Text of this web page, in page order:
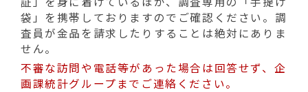
袋」を携帯しておりますのでご確認ください。調
査員が金品を請求したりすることは絶対にありま
せん。
不審な訪問や電話等があった場合は回答せず、企
画課統計グループまでご連絡ください。